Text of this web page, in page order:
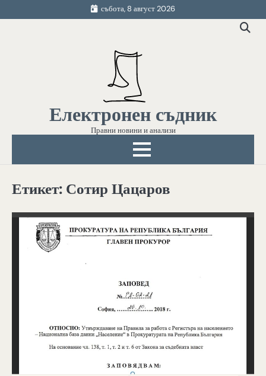
to
събота, 8 август 2026
Електронен съдник
Правни новини и анализи
Етикет: Сотир Цацаров